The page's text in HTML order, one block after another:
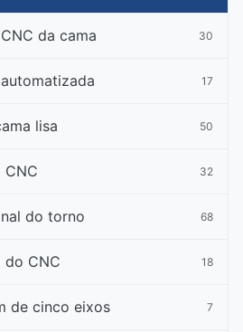
da cama 30
17
lisa 50
32
do torno 68
do CNC 18
de cinco eixos 7